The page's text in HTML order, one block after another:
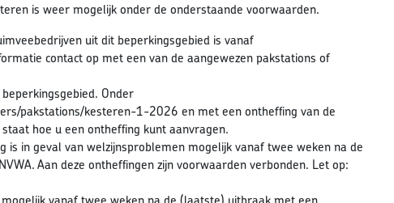
is weer mogelijk onder de onderstaande voorwaarden.
uit dit beperkingsgebied is vanaf
contact op met een van de aangewezen pakstations of
Onder
pakstations/kesteren-1-2026 en met een ontheffing van de
staat hoe u een ontheffing kunt aanvragen.
is in geval van welzijnsproblemen mogelijk vanaf twee weken na de
Aan deze ontheffingen zijn voorwaarden verbonden. Let op: